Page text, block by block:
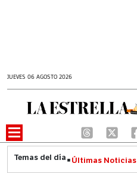
JUEVES 06 AGOSTO 2026
Últimas Noticias